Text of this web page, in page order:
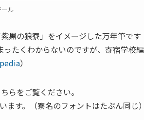
ル
黒の狼寮」をイメージした万年筆です
たくわからないのですが、寄宿学校編
）
らをご覧ください。
す。（寮名のフォントはたぶん同じ）